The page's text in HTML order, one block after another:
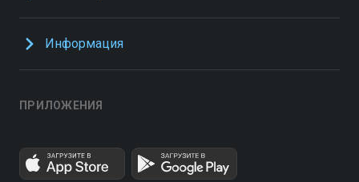
Информация
ПРИЛОЖЕНИЯ